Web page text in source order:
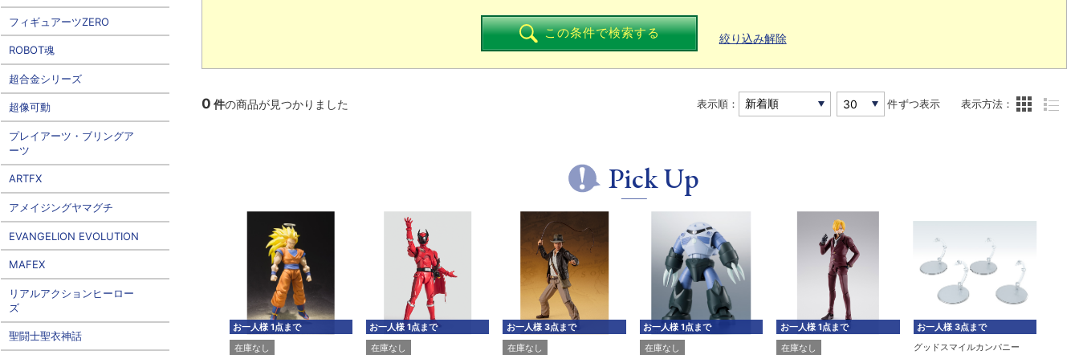
この条件で検索する 絞り込み解除
0 件の商品が見つかりました 表示順： 件ずつ表示 表示方法：
Pick Up
お一人様 1点まで
在庫なし
お一人様 1点まで
在庫なし
お一人様 3点まで
在庫なし
お一人様 1点まで
在庫なし
お一人様 1点まで
在庫なし
お一人様 3点まで
グッドスマイルカンパニー
フィギュアーツZERO
ROBOT魂
超合金シリーズ
超像可動
プレイアーツ・ブリングア
ーツ
ARTFX
アメイジングヤマグチ
EVANGELION EVOLUTION
MAFEX
リアルアクションヒーロー
ズ
聖闘士聖衣神話